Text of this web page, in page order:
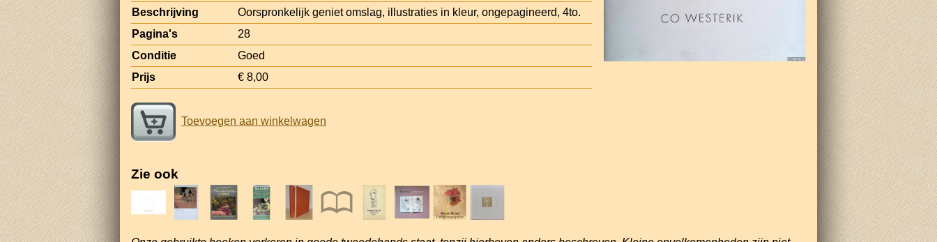
Beschrijving
Oorspronkelijk geniet omslag, illustraties in kleur, ongepagineerd, 4to.
Pagina's
28
Conditie
Goed
Prijs
€ 8,00
Toevoegen aan winkelwagen
Zie ook